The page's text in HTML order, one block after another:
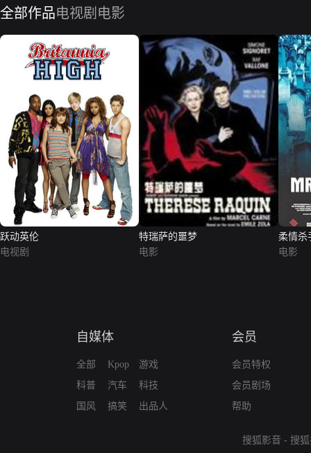
全部作品电视剧 电影
跃动英伦
电视剧
特瑞萨的噩梦
电影
柔情杀
电影
自媒体
全部
科普
国风
Kpop
汽车
搞笑
游戏
科技
出品人
会员
会员特权
会员剧场
帮助
搜狐影音 - 搜